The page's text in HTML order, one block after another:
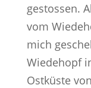
gestossen.
vom
mich
Wiedehopf
Ostküste